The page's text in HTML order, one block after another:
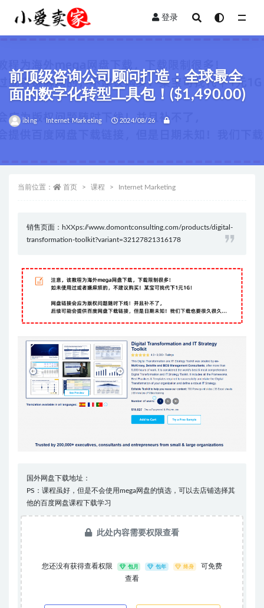
登录
前顶级咨询公司顾问打造：全球最全
面的数字化转型工具包！($1,490.00)
ibing Internet Marketing 2024/08/26
当前位置： 首页 课程 Internet Marketing
销售页面：hXXps://www.domontconsulting.com/products/digital-
transformation-toolkit?variant=32127821316178
国外网盘下载地址：
PS：课程虽好，但是不会使用mega网盘的慎选，可以去店铺选择其
他的百度网盘课程下载学习
此处内容需要权限查看
您还没有获得查看权限 包月 包年 终身
可免费
查看